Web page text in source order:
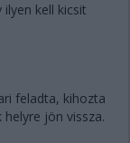
kell kicsit
feladta, kihozta
jön vissza.